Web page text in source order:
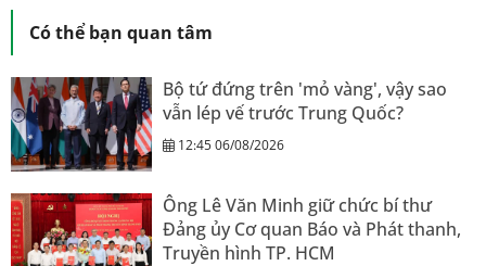
Có thể bạn quan tâm
Bộ tứ đứng trên 'mỏ vàng', vậy sao
vẫn lép vế trước Trung Quốc?
12:45 06/08/2026
Ông Lê Văn Minh giữ chức bí thư
Đảng ủy Cơ quan Báo và Phát thanh,
Truyền hình TP. HCM